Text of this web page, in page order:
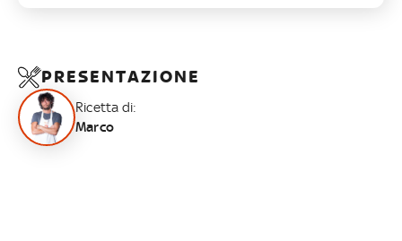
PRESENTAZIONE
Ricetta di:
Marco